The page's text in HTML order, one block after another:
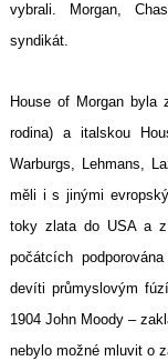
vybrali. Morgan,
syndikát.
House of Morgan byla
rodina) a italskou
Warburgs, Lehmans,
měli i s jinými
toky zlata do USA a
počátcích
devíti průmyslovým
1904 John Moody –
nebylo možné mluvit o